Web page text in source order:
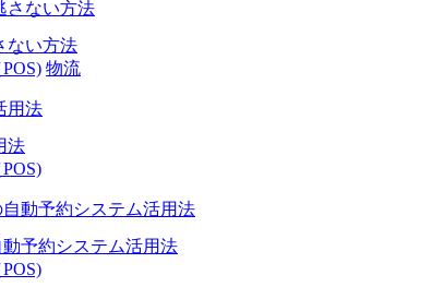
ない方法
物流
法
予約システム活用法